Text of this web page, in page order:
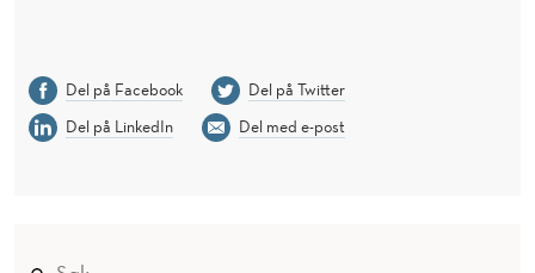
Del på Facebook
Del på Twitter
Del på LinkedIn
Del med e-post